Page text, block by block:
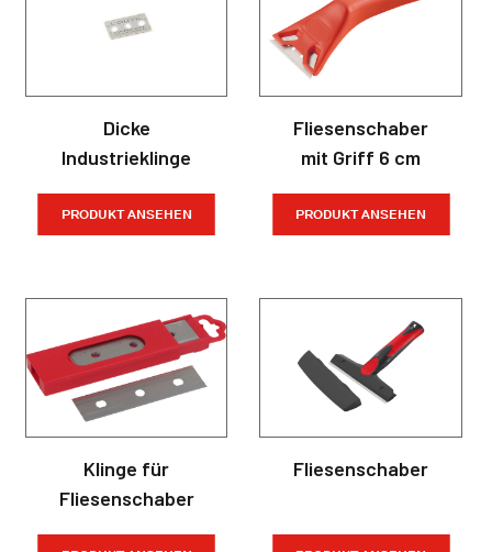
Dicke
Industrieklinge
PRODUKT ANSEHEN
Fliesenschaber
mit Griff 6 cm
PRODUKT ANSEHEN
Klinge für
Fliesenschaber
Fliesenschaber